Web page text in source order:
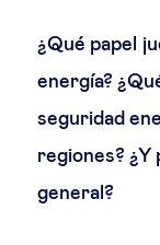
¿Qué papel
energía?
seguridad
regiones? ¿Y
general?